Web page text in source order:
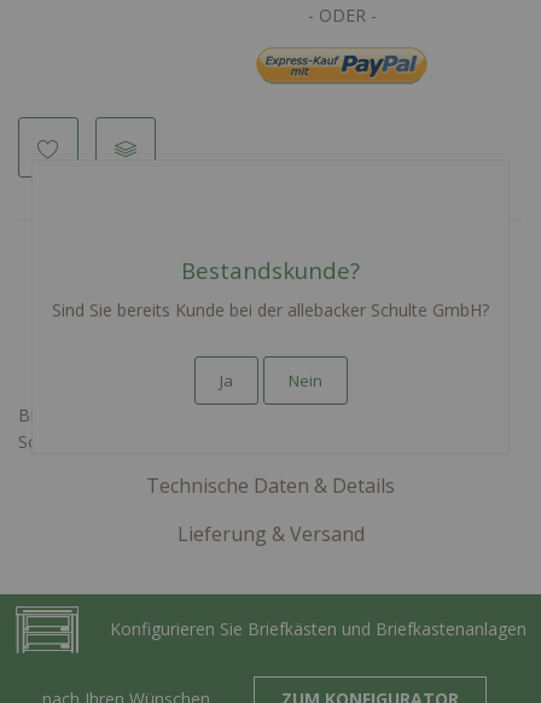
Briefkastenschloss verschiedenschließend inkl Klemme und 2
Schlüssel (oder mehr nach Auswahl)
Technische Daten & Details
Lieferung & Versand
Konfigurieren Sie Briefkästen und Briefkastenanlagen
Bestandskunde?
Sind Sie bereits Kunde bei der allebacker Schulte GmbH?
Ja Nein